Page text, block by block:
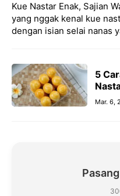
Kue Nastar Enak, Sajian
yang nggak kenal kue
dengan isian selai nanas
5
Mar. 6,